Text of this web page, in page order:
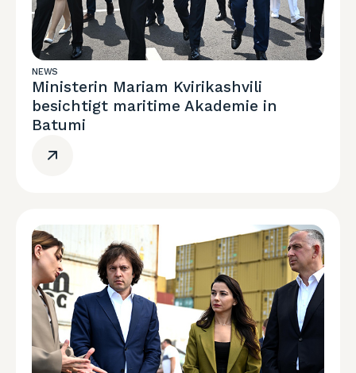
NEWS
Ministerin Mariam Kvirikashvili
besichtigt maritime Akademie in
Batumi